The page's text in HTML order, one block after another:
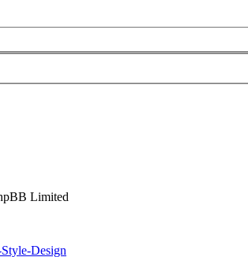
Limited
Design